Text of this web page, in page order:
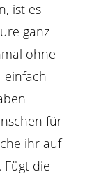
ist es
ganz
ohne
einfach
für
ihr auf
die